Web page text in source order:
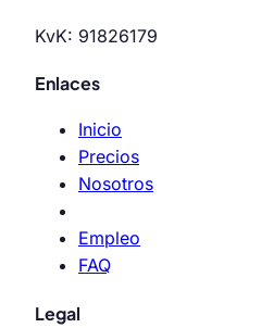
KvK: 91826179
Enlaces
Inicio
Precios
Nosotros
Empleo
FAQ
Legal